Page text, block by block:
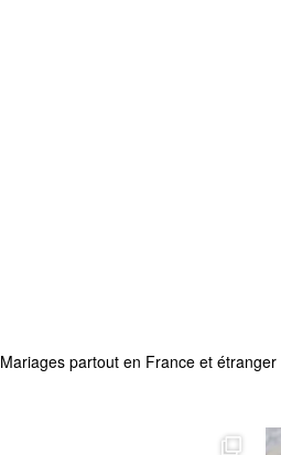
Mariages partout en France et étranger